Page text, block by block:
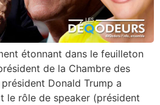
étonnant dans le feuilleton
de la Chambre des
Donald Trump a
le rôle de speaker (président